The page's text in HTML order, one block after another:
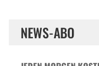
NEWS-ABO